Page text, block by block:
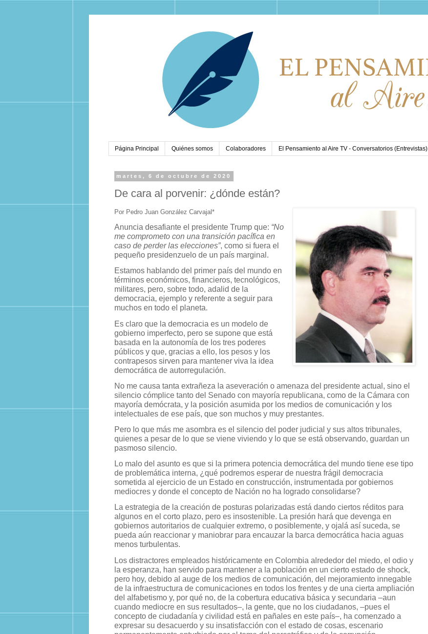
Página Principal Quiénes somos Colaboradores El Pensamiento al Aire TV - Conversatorios (Entrevistas)
martes, 6 de octubre de 2020
De cara al porvenir: ¿dónde están?
Por Pedro Juan González Carvajal*
Anuncia desafiante el presidente Trump que: “No
me comprometo con una transición pacífica en
caso de perder las elecciones”, como si fuera el
pequeño presidenzuelo de un país marginal.
Estamos hablando del primer país del mundo en
términos económicos, financieros, tecnológicos,
militares, pero, sobre todo, adalid de la
democracia, ejemplo y referente a seguir para
muchos en todo el planeta.
Es claro que la democracia es un modelo de
gobierno imperfecto, pero se supone que está
basada en la autonomía de los tres poderes
públicos y que, gracias a ello, los pesos y los
contrapesos sirven para mantener viva la idea
democrática de autorregulación.
No me causa tanta extrañeza la aseveración o amenaza del presidente actual, sino el
silencio cómplice tanto del Senado con mayoría republicana, como de la Cámara con
mayoría demócrata, y la posición asumida por los medios de comunicación y los
intelectuales de ese país, que son muchos y muy prestantes.
Pero lo que más me asombra es el silencio del poder judicial y sus altos tribunales,
quienes a pesar de lo que se viene viviendo y lo que se está observando, guardan un
pasmoso silencio.
Lo malo del asunto es que si la primera potencia democrática del mundo tiene ese tipo
de problemática interna, ¿qué podremos esperar de nuestra frágil democracia
sometida al ejercicio de un Estado en construcción, instrumentada por gobiernos
mediocres y donde el concepto de Nación no ha logrado consolidarse?
La estrategia de la creación de posturas polarizadas está dando ciertos réditos para
algunos en el corto plazo, pero es insostenible. La presión hará que devenga en
gobiernos autoritarios de cualquier extremo, o posiblemente, y ojalá así suceda, se
pueda aún reaccionar y maniobrar para encauzar la barca democrática hacia aguas
menos turbulentas.
Los distractores empleados históricamente en Colombia alrededor del miedo, el odio y
la esperanza, han servido para mantener a la población en un cierto estado de shock,
pero hoy, debido al auge de los medios de comunicación, del mejoramiento innegable
de la infraestructura de comunicaciones en todos los frentes y de una cierta ampliación
del alfabetismo y, por qué no, de la cobertura educativa básica y secundaria ‒aun
cuando mediocre en sus resultados‒, la gente, que no los ciudadanos, ‒pues el
concepto de ciudadanía y civilidad está en pañales en este país‒, ha comenzado a
expresar su desacuerdo y su insatisfacción con el estado de cosas, escenario